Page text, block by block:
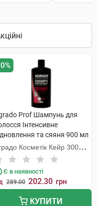
Prof Шампунь для
Інтенсивне
та сяяня 900 мл
Косметік Кейр 3000
Є в наявності
289.00 202.30 грн
КУПИТИ